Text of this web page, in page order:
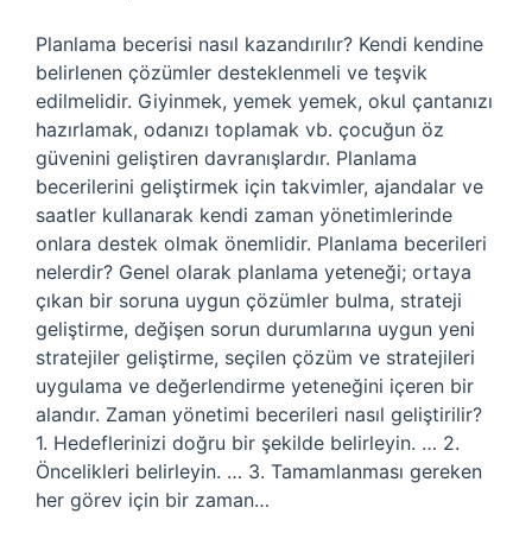
Planlama becerisi nasıl kazandırılır? Kendi kendine
belirlenen çözümler desteklenmeli ve teşvik
edilmelidir. Giyinmek, yemek yemek, okul çantanızı
hazırlamak, odanızı toplamak vb. çocuğun öz
güvenini geliştiren davranışlardır. Planlama
becerilerini geliştirmek için takvimler, ajandalar ve
saatler kullanarak kendi zaman yönetimlerinde
onlara destek olmak önemlidir. Planlama becerileri
nelerdir? Genel olarak planlama yeteneği; ortaya
çıkan bir soruna uygun çözümler bulma, strateji
geliştirme, değişen sorun durumlarına uygun yeni
stratejiler geliştirme, seçilen çözüm ve stratejileri
uygulama ve değerlendirme yeteneğini içeren bir
alandır. Zaman yönetimi becerileri nasıl geliştirilir?
1. Hedeflerinizi doğru bir şekilde belirleyin. … 2.
Öncelikleri belirleyin. … 3. Tamamlanması gereken
her görev için bir zaman…